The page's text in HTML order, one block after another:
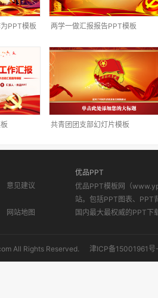
PPT模板 两学一做汇报报告PPT模板
共青团团支部幻灯片模板
意见建议
网站地图
优品PPT
优品PPT模板网（
站。包括PPT图表、PPT
国内最大最权威的PPT下
All Rights Reserved. 津ICP备15001961号